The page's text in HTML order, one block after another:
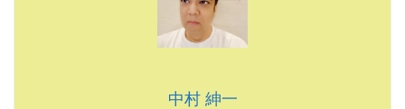
中村 紳一